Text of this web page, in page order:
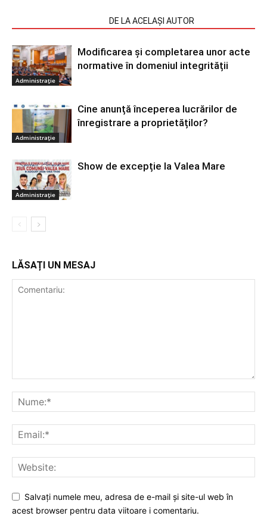
DE LA ACELAȘI AUTOR
Administrație
Modificarea și completarea unor acte
normative în domeniul integrității
Administrație
Cine anunță începerea lucrărilor de
înregistrare a proprietăților?
Administrație
Show de excepție la Valea Mare
LĂSAȚI UN MESAJ
Salvați numele meu, adresa de e-mail și site-ul web în
acest browser pentru data viitoare i comentariu.